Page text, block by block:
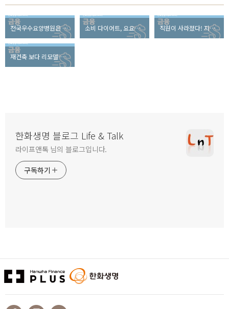
전국우수요양병원은 어디? 요양병원 선택 시 체크포인트 8가지 소비 다이어트, 요요현상을 막아라! 건강한 재테크 방법은? 직원이 사라졌다! 지금은 무인점포 시대!
재건축 보다 리모델링! 리모델링 사업 투자 시 유의할 점은?
한화생명 블로그 Life & Talk
라이프앤톡 님의 블로그입니다.
구독하기